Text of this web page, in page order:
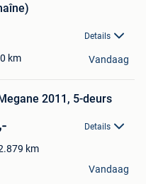
Details
km Vandaag
2011, 5-deurs
Details
km
Vandaag